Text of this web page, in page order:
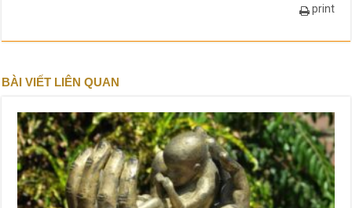
print
BÀI VIẾT LIÊN QUAN